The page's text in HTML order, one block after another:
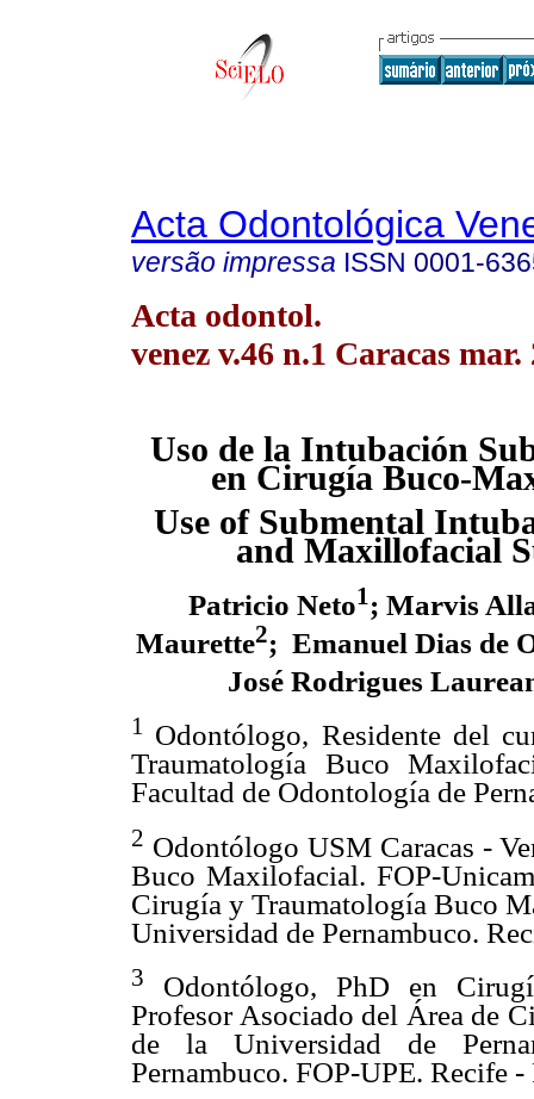
Acta Odontológica
versão impressa ISSN 0001-
Acta odontol.
venez v.46 n.1 Caracas mar.
Uso de la Intubación
en Cirugía Buco-
Use of Submental
and Maxillofacial
Patricio Neto1 ; Marvis
Maurette2; Emanuel Dias de
José Rodrigues
1 Odontólogo, Residente del
Traumatología Buco
Facultad de Odontología de
2 Odontólogo USM Caracas -
Buco Maxilofacial. FOP-
Cirugía y Traumatología Buco
Universidad de Pernambuco.
3
Odontólogo, PhD en
Profesor Asociado del Área de
de la Universidad de
Pernambuco. FOP-UPE. Recife